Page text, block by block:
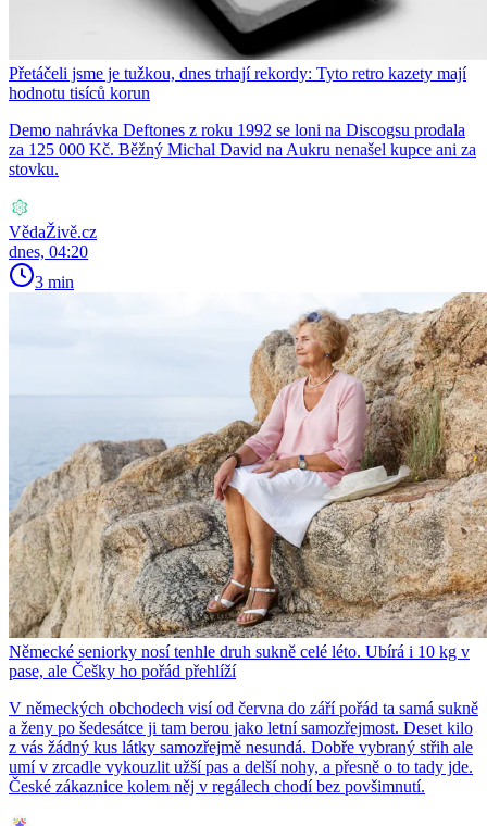
Přetáčeli jsme je tužkou, dnes trhají rekordy: Tyto retro kazety mají
hodnotu tisíců korun
Demo nahrávka Deftones z roku 1992 se loni na Discogsu prodala
za 125 000 Kč. Běžný Michal David na Aukru nenašel kupce ani za
stovku.
VědaŽivě.cz
dnes, 04:20
3 min
Německé seniorky nosí tenhle druh sukně celé léto. Ubírá i 10 kg v
pase, ale Češky ho pořád přehlíží
V německých obchodech visí od června do září pořád ta samá sukně
a ženy po šedesátce ji tam berou jako letní samozřejmost. Deset kilo
z vás žádný kus látky samozřejmě nesundá. Dobře vybraný střih ale
umí v zrcadle vykouzlit užší pas a delší nohy, a přesně o to tady jde.
České zákaznice kolem něj v regálech chodí bez povšimnutí.